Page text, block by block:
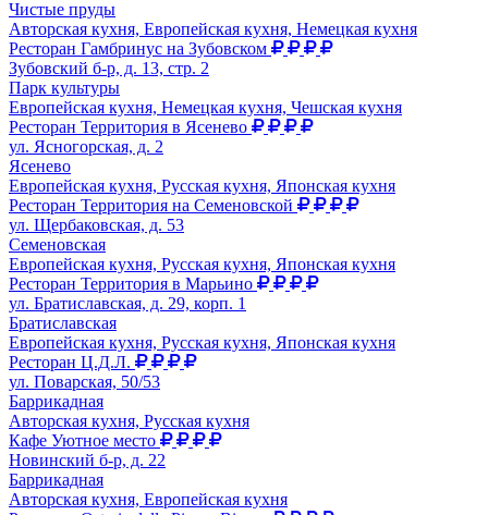
Чистые пруды
Авторская кухня, Европейская кухня, Немецкая кухня
Ресторан Гамбринус на Зубовском
Зубовский б-р, д. 13, стр. 2
Парк культуры
Европейская кухня, Немецкая кухня, Чешская кухня
Ресторан Территория в Ясенево
ул. Ясногорская, д. 2
Ясенево
Европейская кухня, Русская кухня, Японская кухня
Ресторан Территория на Семеновской
ул. Щербаковская, д. 53
Семеновская
Европейская кухня, Русская кухня, Японская кухня
Ресторан Территория в Марьино
ул. Братиславская, д. 29, корп. 1
Братиславская
Европейская кухня, Русская кухня, Японская кухня
Ресторан Ц.Д.Л.
ул. Поварская, 50/53
Баррикадная
Авторская кухня, Русская кухня
Кафе Уютное место
Новинский б-р, д. 22
Баррикадная
Авторская кухня, Европейская кухня